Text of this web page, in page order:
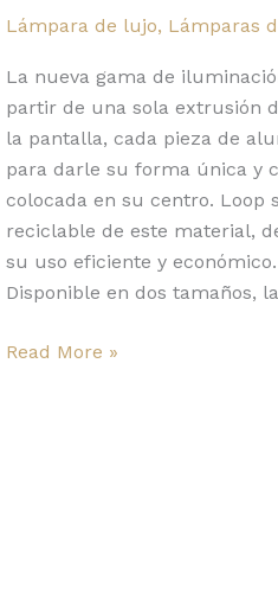
Lámpara de lujo, Lámparas
La nueva gama de
partir de una sola extrusión
la pantalla, cada pieza de
para darle su forma única y
colocada en su centro. Loop
reciclable de este material,
su uso eficiente y
Disponible en dos tamaños,
luz
para
el
futuro
Read More »